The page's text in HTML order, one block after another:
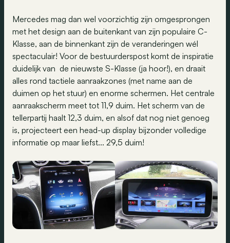
Mercedes mag dan wel voorzichtig zijn omgesprongen
met het design aan de buitenkant van zijn populaire C-
Klasse, aan de binnenkant zijn de veranderingen wél
spectaculair! Voor de bestuurderspost komt de inspiratie
duidelijk van de nieuwste S-Klasse (ja hoor!), en draait
alles rond tactiele aanraakzones (met name aan de
duimen op het stuur) en enorme schermen. Het centrale
aanraakscherm meet tot 11,9 duim. Het scherm van de
tellerpartij haalt 12,3 duim, en alsof dat nog niet genoeg
is, projecteert een head-up display bijzonder volledige
informatie op maar liefst... 29,5 duim!